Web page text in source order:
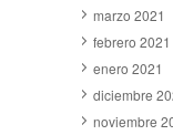
marzo 2021
febrero 2021
enero 2021
diciembre
noviembre